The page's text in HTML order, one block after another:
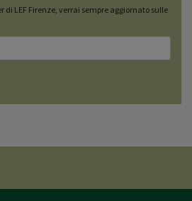
di LEF Firenze, verrai sempre aggiornato sulle